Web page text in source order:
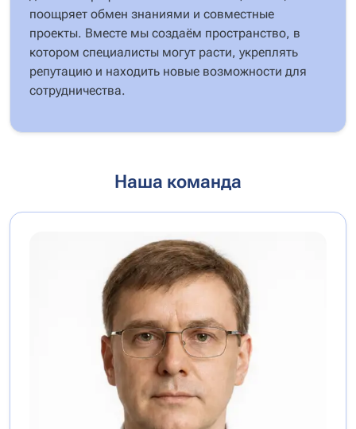
поощряет обмен знаниями и совместные
проекты. Вместе мы создаём пространство, в
котором специалисты могут расти, укреплять
репутацию и находить новые возможности для
сотрудничества.
Наша команда